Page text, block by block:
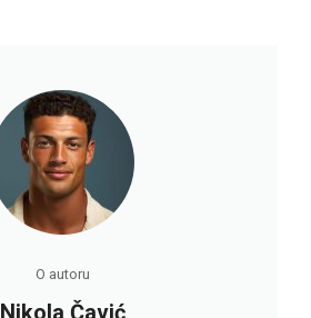
O autoru